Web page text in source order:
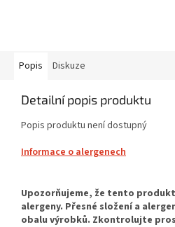
Popis Diskuze
Detailní popis produktu
Popis produktu není dostupný
Informace o alergenech